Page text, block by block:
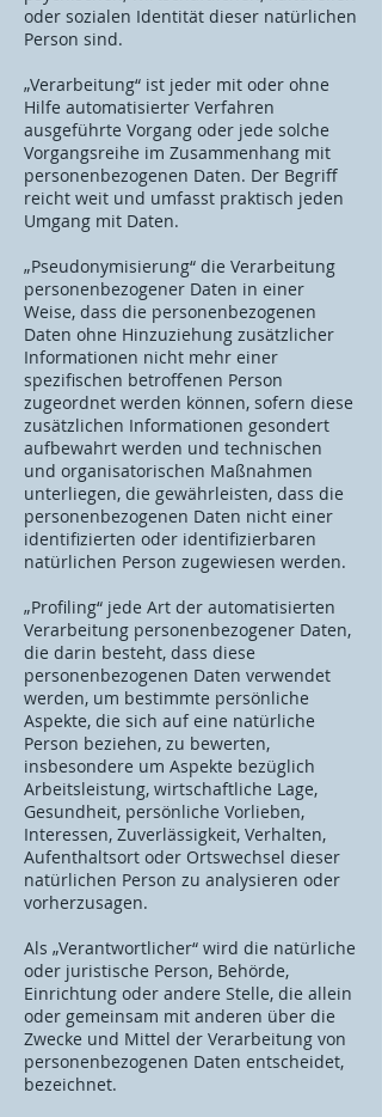
oder sozialen Identität dieser natürlichen
Person sind.
„Verarbeitung“ ist jeder mit oder ohne
Hilfe automatisierter Verfahren
ausgeführte Vorgang oder jede solche
Vorgangsreihe im Zusammenhang mit
personenbezogenen Daten. Der Begriff
reicht weit und umfasst praktisch jeden
Umgang mit Daten.
„Pseudonymisierung“ die Verarbeitung
personenbezogener Daten in einer
Weise, dass die personenbezogenen
Daten ohne Hinzuziehung zusätzlicher
Informationen nicht mehr einer
spezifischen betroffenen Person
zugeordnet werden können, sofern diese
zusätzlichen Informationen gesondert
aufbewahrt werden und technischen
und organisatorischen Maßnahmen
unterliegen, die gewährleisten, dass die
personenbezogenen Daten nicht einer
identifizierten oder identifizierbaren
natürlichen Person zugewiesen werden.
„Profiling“ jede Art der automatisierten
Verarbeitung personenbezogener Daten,
die darin besteht, dass diese
personenbezogenen Daten verwendet
werden, um bestimmte persönliche
Aspekte, die sich auf eine natürliche
Person beziehen, zu bewerten,
insbesondere um Aspekte bezüglich
Arbeitsleistung, wirtschaftliche Lage,
Gesundheit, persönliche Vorlieben,
Interessen, Zuverlässigkeit, Verhalten,
Aufenthaltsort oder Ortswechsel dieser
natürlichen Person zu analysieren oder
vorherzusagen.
Als „Verantwortlicher“ wird die natürliche
oder juristische Person, Behörde,
Einrichtung oder andere Stelle, die allein
oder gemeinsam mit anderen über die
Zwecke und Mittel der Verarbeitung von
personenbezogenen Daten entscheidet,
bezeichnet.